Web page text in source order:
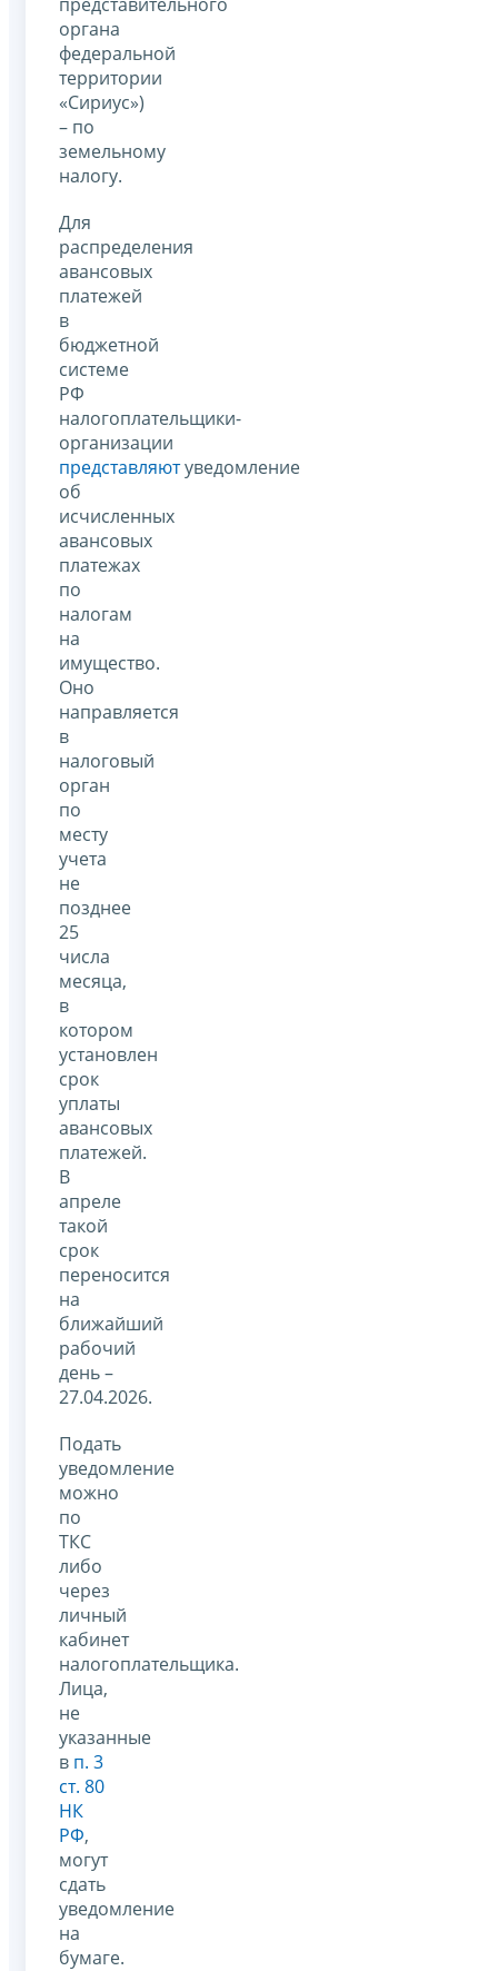
органа
федеральной
территории
«Сириус»)
– по
земельному
налогу.
Для
распределения
авансовых
платежей
в
бюджетной
системе
РФ
налогоплательщики-
организации
представляютуведомление
об
исчисленных
авансовых
платежах
по
налогам
на
имущество.
Оно
направляется
в
налоговый
орган
по
месту
учета
не
позднее
25
числа
месяца,
в
котором
установлен
срок
уплаты
авансовых
платежей.
В
апреле
такой
срок
переносится
на
ближайший
рабочий
день –
27.04.2026.
Подать
уведомление
можно
по
ТКС
либо
через
личный
кабинет
налогоплательщика.
Лица,
не
указанные
в п. 3
ст. 80
НК
РФ,
могут
сдать
уведомление
на
бумаге.